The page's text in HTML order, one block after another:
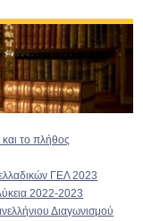
το πλήθος
ΓΕΛ 2023
2022-2023
Διαγωνισμού